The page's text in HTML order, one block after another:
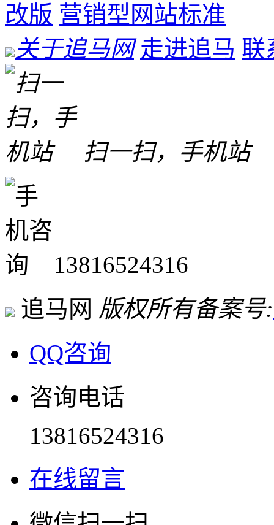
改版 营销型网站标准
关于追马网 走进追马 联
扫一扫，手机站
13816524316
追马网 版权所有备案号:
QQ咨询
咨询电话
13816524316
在线留言